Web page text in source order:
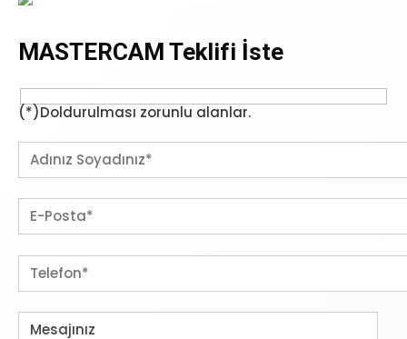
MASTERCAM Teklifi İste
(*)Doldurulması zorunlu alanlar.